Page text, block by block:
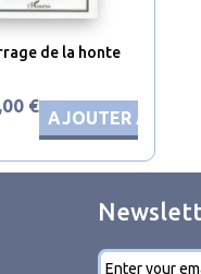
de la honte
€
AJOUTER AU
E-